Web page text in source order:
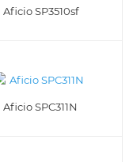
Aficio SP3510sf
Aficio SPC311N